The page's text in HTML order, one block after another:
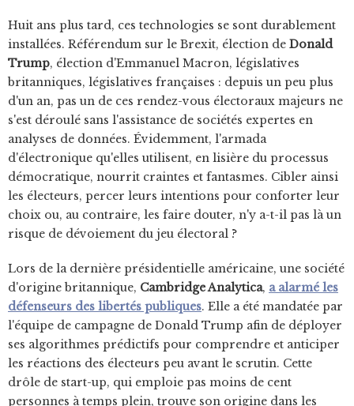
Huit ans plus tard, ces technologies se sont durablement
installées. Référendum sur le Brexit, élection de Donald
Trump, élection d'Emmanuel Macron, législatives
britanniques, législatives françaises : depuis un peu plus
d'un an, pas un de ces rendez-vous électoraux majeurs ne
s'est déroulé sans l'assistance de sociétés expertes en
analyses de données. Évidemment, l'armada
d'électronique qu'elles utilisent, en lisière du processus
démocratique, nourrit craintes et fantasmes. Cibler ainsi
les électeurs, percer leurs intentions pour conforter leur
choix ou, au contraire, les faire douter, n'y a-t-il pas là un
risque de dévoiement du jeu électoral ?
Lors de la dernière présidentielle américaine, une société
d'origine britannique, Cambridge Analytica, a alarmé les
défenseurs des libertés publiques. Elle a été mandatée par
l'équipe de campagne de Donald Trump afin de déployer
ses algorithmes prédictifs pour comprendre et anticiper
les réactions des électeurs peu avant le scrutin. Cette
drôle de start-up, qui emploie pas moins de cent
personnes à temps plein, trouve son origine dans les